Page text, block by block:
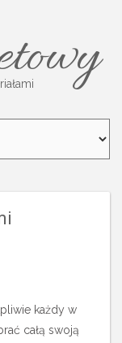
każdy w
całą swoją